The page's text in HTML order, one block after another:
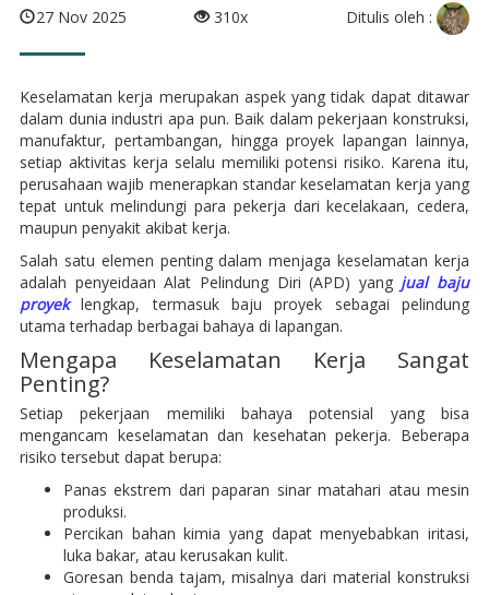
27 Nov 2025 310x Ditulis oleh :
Keselamatan kerja merupakan aspek yang tidak dapat ditawar
dalam dunia industri apa pun. Baik dalam pekerjaan konstruksi,
manufaktur, pertambangan, hingga proyek lapangan lainnya,
setiap aktivitas kerja selalu memiliki potensi risiko. Karena itu,
perusahaan wajib menerapkan standar keselamatan kerja yang
tepat untuk melindungi para pekerja dari kecelakaan, cedera,
maupun penyakit akibat kerja.
Salah satu elemen penting dalam menjaga keselamatan kerja
adalah penyeidaan Alat Pelindung Diri (APD) yang jual baju
proyeklengkap, termasuk baju proyek sebagai pelindung
utama terhadap berbagai bahaya di lapangan.
Mengapa Keselamatan Kerja Sangat
Penting?
Setiap pekerjaan memiliki bahaya potensial yang bisa
mengancam keselamatan dan kesehatan pekerja. Beberapa
risiko tersebut dapat berupa:
Panas ekstrem dari paparan sinar matahari atau mesin
produksi.
Percikan bahan kimia yang dapat menyebabkan iritasi,
luka bakar, atau kerusakan kulit.
Goresan benda tajam, misalnya dari material konstruksi